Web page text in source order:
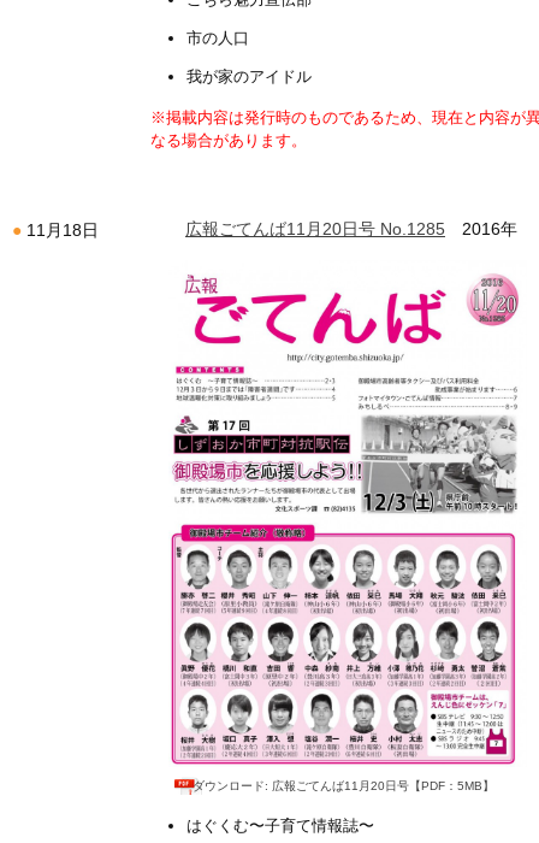
市の人口
我が家のアイドル
※掲載内容は発行時のものであるため、現在と内容が
なる場合があります。
11月18日 広報ごてんば11月20日号 No.1285 2016年
ダウンロード: 広報ごてんば11月20日号【PDF：5MB】
はぐくむ〜子育て情報誌〜